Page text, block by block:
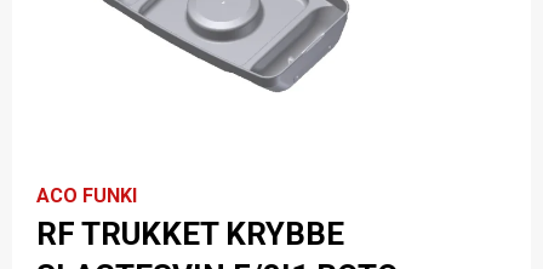
ACO FUNKI
RF TRUKKET KRYBBE